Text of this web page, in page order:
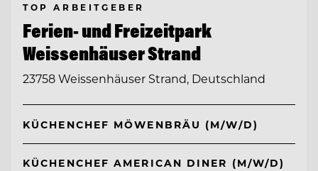
TOP ARBEITGEBER
Ferien- und Freizeitpark
Weissenhäuser Strand
23758 Weissenhäuser Strand, Deutschland
KÜCHENCHEF MÖWENBRÄU (M/W/D)
KÜCHENCHEF AMERICAN DINER (M/W/D)